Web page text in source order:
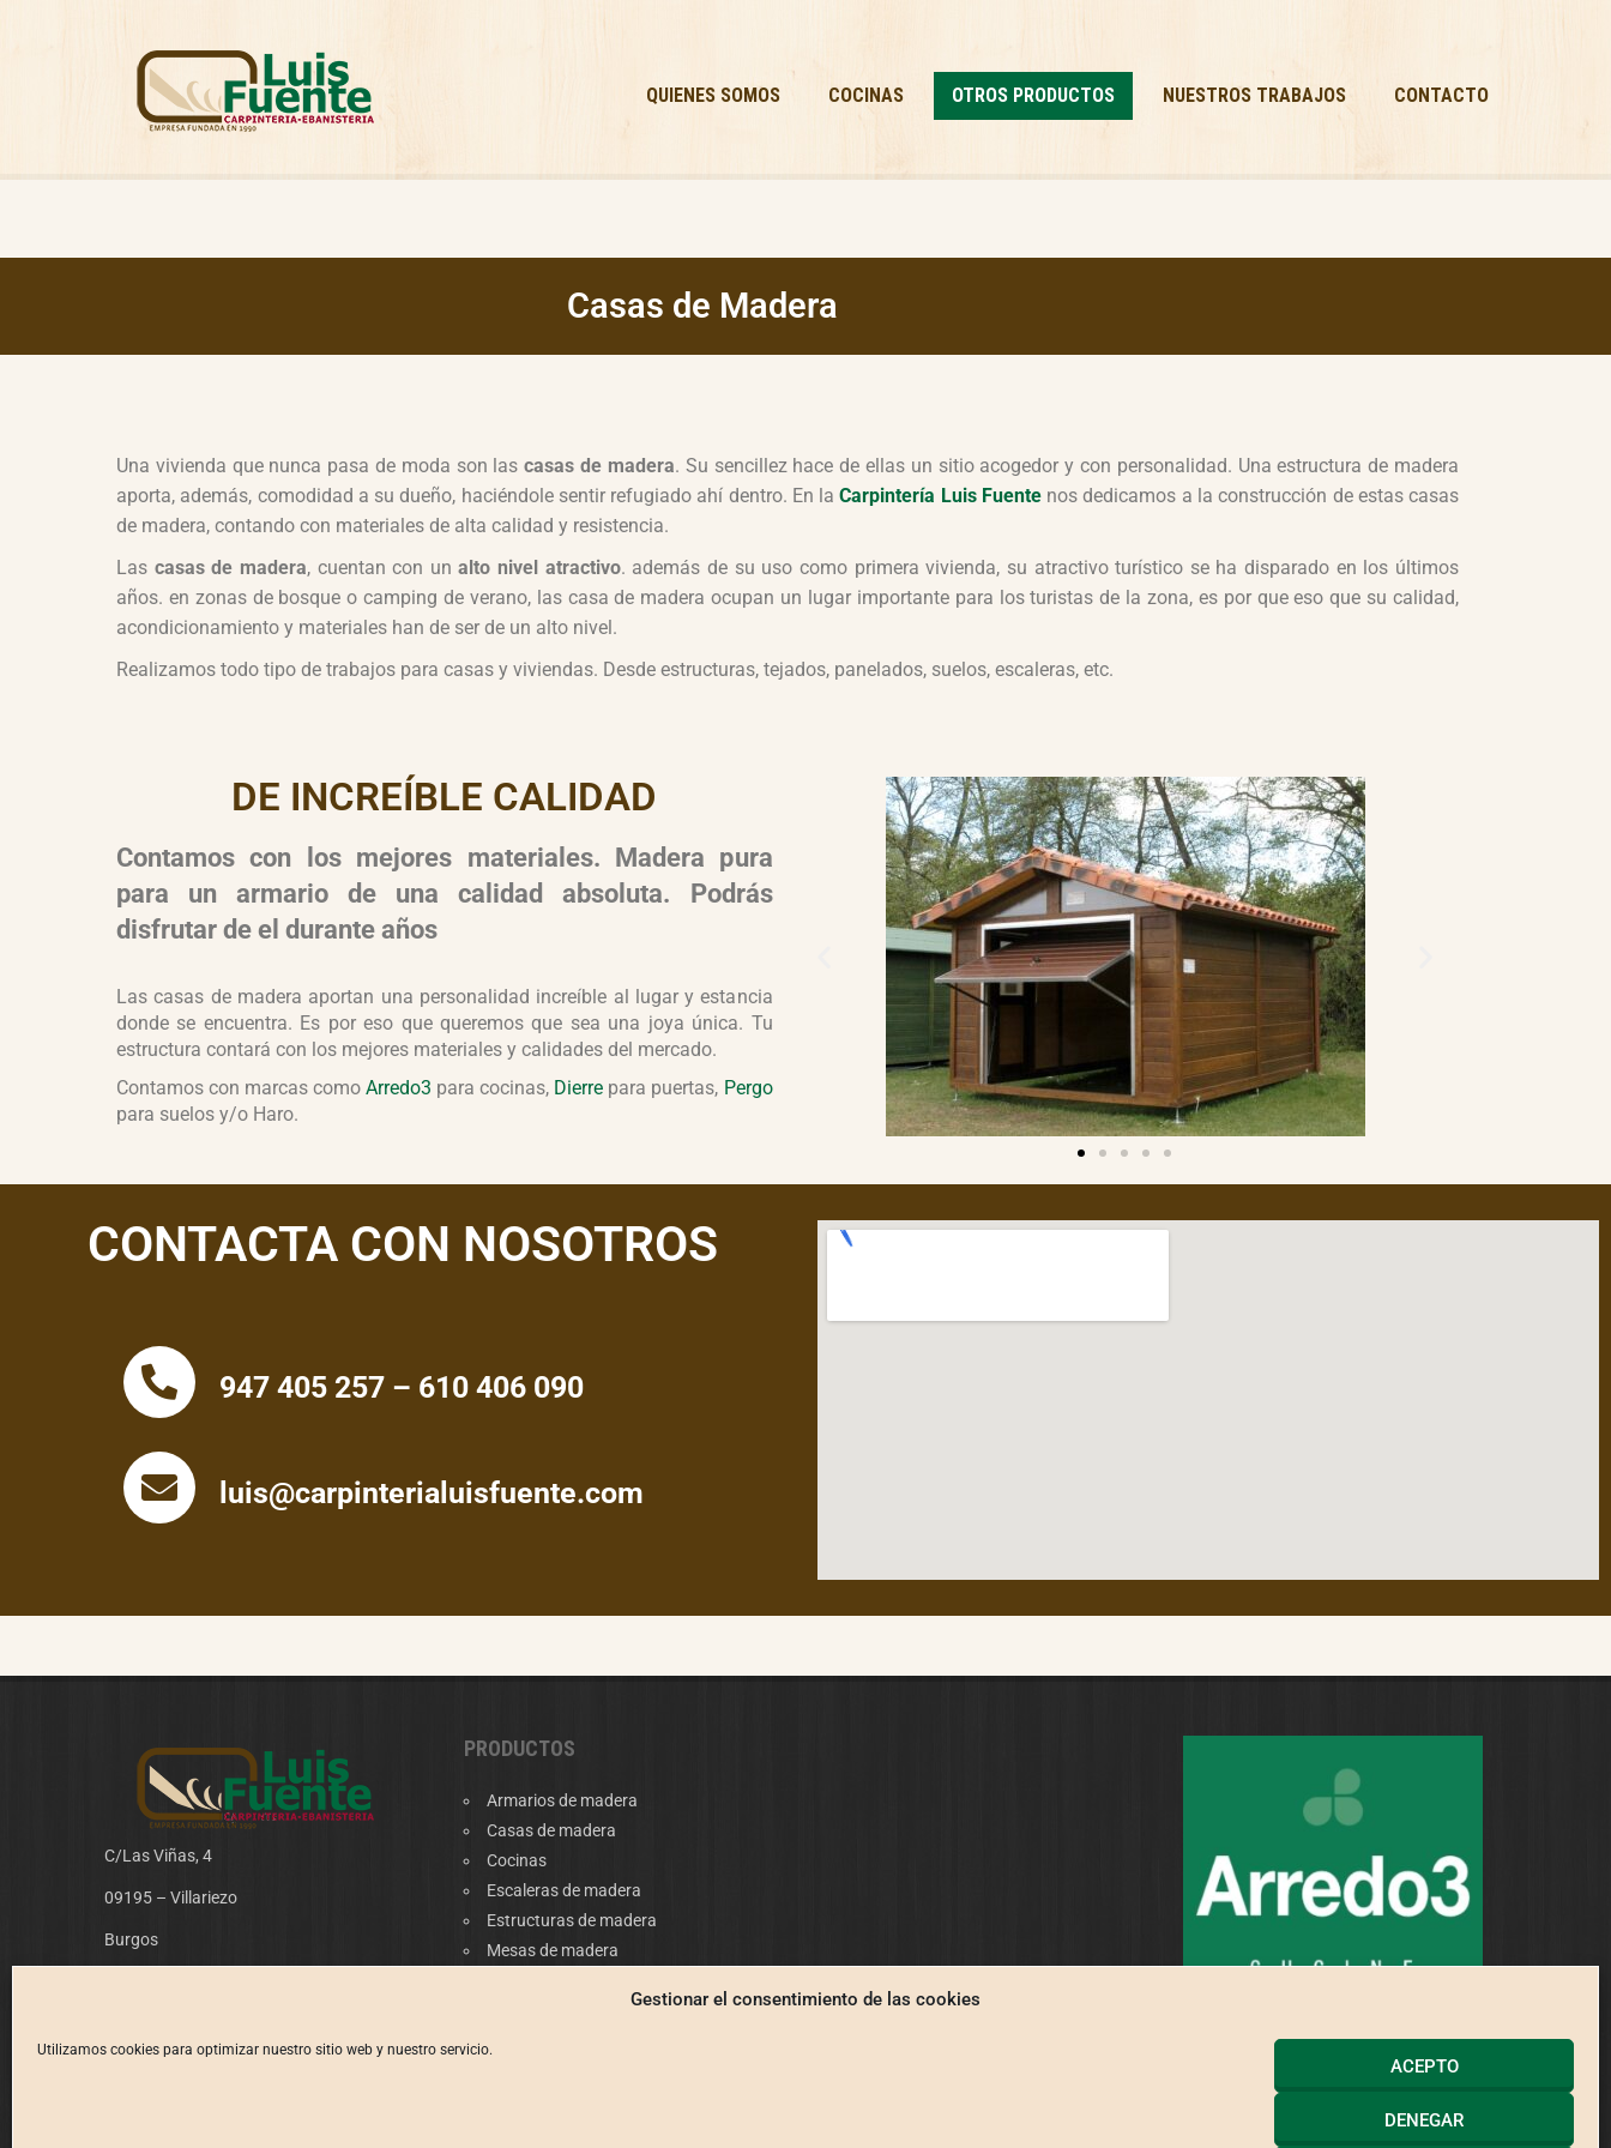
Gestionar el consentimiento de las cookies
Utilizamos cookies para optimizar nuestro sitio web y nuestro servicio.
ACEPTO
DENEGAR
QUIENES SOMOS COCINAS OTROS PRODUCTOS NUESTROS TRABAJOS CONTACTO
Casas de Madera
Una vivienda que nunca pasa de moda son lascasas de madera. Su sencillez hace de ellas un sitio acogedor y con personalidad. Una estructura de madera
aporta, además, comodidad a su dueño, haciéndole sentir refugiado ahí dentro. En laCarpintería Luis Fuentenos dedicamos a la construcción de estas casas
de madera, contando con materiales de alta calidad y resistencia.
Las casas de madera, cuentan con unalto nivel atractivo. además de su uso como primera vivienda, su atractivo turístico se ha disparado en los últimos
años. en zonas de bosque o camping de verano, las casa de madera ocupan un lugar importante para los turistas de la zona, es por que eso que su calidad,
acondicionamiento y materiales han de ser de un alto nivel.
Realizamos todo tipo de trabajos para casas y viviendas. Desde estructuras, tejados, panelados, suelos, escaleras, etc.
DE INCREÍBLE CALIDAD
Contamos con los mejores materiales. Madera pura
para un armario de una calidad absoluta. Podrás
disfrutar de el durante años
Las casas de madera aportan una personalidad increíble al lugar y estancia
donde se encuentra. Es por eso que queremos que sea una joya única. Tu
estructura contará con los mejores materiales y calidades del mercado.
Contamos con marcas comoArredo3 para cocinas, Dierre para puertas, Pergo
para suelos y/o Haro.
CONTACTA CON NOSOTROS
947 405 257 – 610 406 090
luis@carpinterialuisfuente.com
C/Las Viñas, 4
09195 – Villariezo
Burgos
PRODUCTOS
Armarios de madera
Casas de madera
Cocinas
Escaleras de madera
Estructuras de madera
Mesas de madera